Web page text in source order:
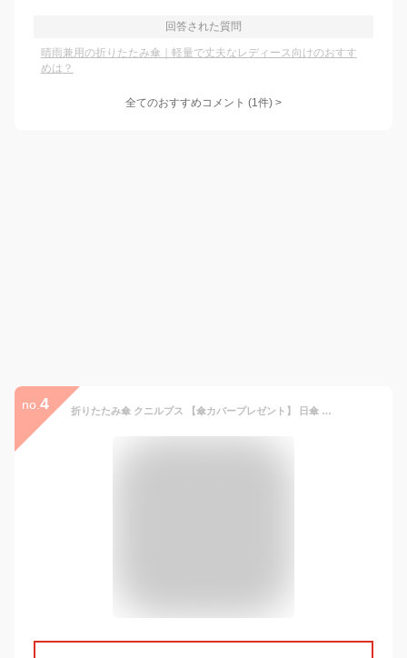
回答された質問
晴雨兼用の折りたたみ傘｜軽量で丈夫なレディース向けのおすす
めは？
全てのおすすめコメント (1件) >
no. 4 折りたたみ傘 クニルプス 【傘カバープレゼント】 日傘 Knirps X1 エックスワン メンズ 男性 レディース 女性 KNX04N コンパクト Navy Dot ネイビードット 晴雨兼用 軽量 大きい 折り畳み傘 丈夫全天候型